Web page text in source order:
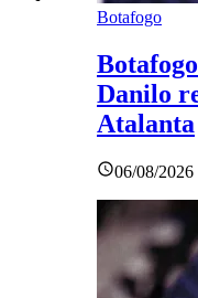
Botafogo
Danilo
Atalanta
06/08/2026